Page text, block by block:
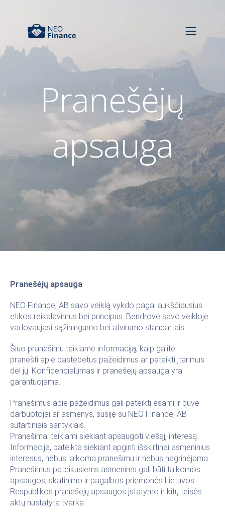
Pranešėjų
apsauga
Pranešėjų apsauga
NEO Finance, AB savo veiklą vykdo pagal aukščiausius
etikos reikalavimus bei principus. Bendrovė savo veikloje
vadovaujasi sąžiningumo bei atvirumo standartais.
Šiuo pranešimu teikiame informaciją, kaip galite
pranešti apie pastebėtus pažeidimus ar pateikti įtarimus
dėl jų. Konfidencialumas ir pranešėjų apsauga yra
garantuojama.
Pranešimus apie pažeidimus gali pateikti esami ir buvę
darbuotojai ar asmenys, susiję su NEO Finance, AB
sutartiniais santykiais.
Pranešimai teikiami siekiant apsaugoti viešąjį interesą.
Informacija, pateikta siekiant apginti išskirtinai asmeninius
interesus, nebus laikoma pranešimu ir nebus nagrinėjama.
Pranešimus pateikusiems asmenims gali būti taikomos
apsaugos, skatinimo ir pagalbos priemonės Lietuvos
Respublikos pranešėjų apsaugos įstatymo ir kitų teisės
aktų nustatyta tvarka .